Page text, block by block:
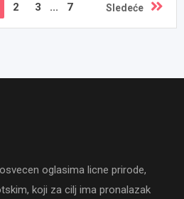
2 3 ... 7 Sledeće
oglasima licne prirode,
koji za cilj ima pronalazak